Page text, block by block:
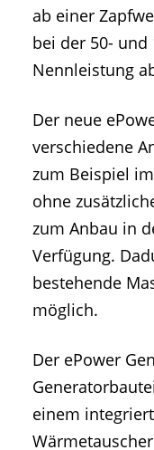
ab einer
bei der 50- und
Nennleistung
Der neue
verschiedene
zum Beispiel
ohne
zum Anbau in
Verfügung.
bestehende
möglich.
Der ePower
einem